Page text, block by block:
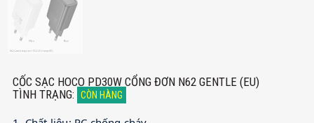
CỐC SẠC HOCO PD30W CỔNG ĐƠN N62 GENTLE (EU)
TÌNH TRẠNG: CÒN HÀNG